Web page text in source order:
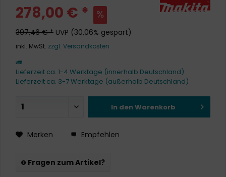
278,00 € *
397,46 € * UVP (30,06% gespart)
inkl. MwSt. zzgl. Versandkosten
Lieferzeit ca. 1-4 Werktage (innerhalb Deutschland)
Lieferzeit ca. 3-7 Werktage (außerhalb Deutschland)
In den Warenkorb
Merken Empfehlen
Fragen zum Artikel?